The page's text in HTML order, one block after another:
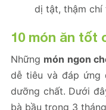
dị tật, thậm chí
10 món ăn tốt
Những món ngon
dễ tiêu và đáp ứng
dưỡng chất. Dưới
bà bầu trong 3